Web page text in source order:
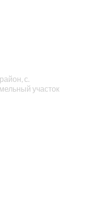
с.
участок